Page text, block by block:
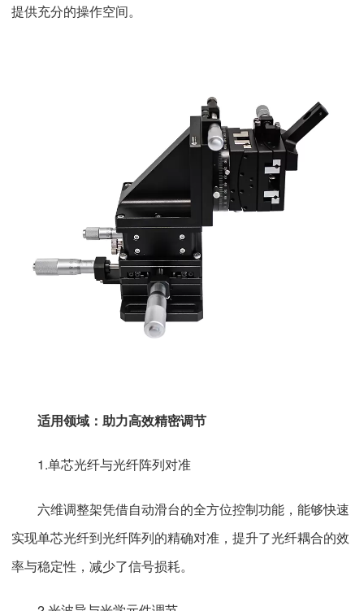
提供充分的操作空间。
适用领域：助力高效精密调节
1.单芯光纤与光纤阵列对准
六维调整架凭借自动滑台的全方位控制功能，能够快速
实现单芯光纤到光纤阵列的精确对准，提升了光纤耦合的效
率与稳定性，减少了信号损耗。